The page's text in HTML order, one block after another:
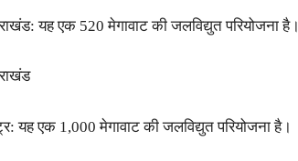
यह एक 520 मेगावाट की जलविद्युत परियोजना है।
यह एक 1,000 मेगावाट की जलविद्युत परियोजना है।